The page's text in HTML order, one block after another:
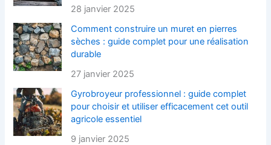
28 janvier 2025
Comment construire un muret en pierres
sèches : guide complet pour une réalisation
durable
27 janvier 2025
Gyrobroyeur professionnel : guide complet
pour choisir et utiliser efficacement cet outil
agricole essentiel
9 janvier 2025